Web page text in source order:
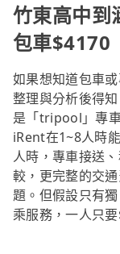
竹東高中到
包車$4170
如果想知道包車
整理與分析後得
是「tripool」專
iRent在1~8人時
人時，專車接送
較，更完整的交
題。但假設只有
乘服務，一人只